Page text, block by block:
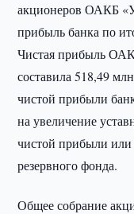
акционеров ОАКБ
прибыль банка по
Чистая прибыль
составила 518,49
чистой прибыли
на увеличение
чистой прибыли
резервного фонда.
Общее собрание